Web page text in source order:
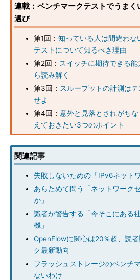
連載：ベンチマークテストでうま
選び
第1回： 知っている人は間違わ
テストについて知るべき理由
第2回： スイッチに期待できる
ら読み解く
第3回： スループットの計測は
せよ
第4回： 意外と見落とされがち
えておきたい3つのポイント
関連記事
失敗しないための「IPv6ネット
あらためて問う「ネットワーク
か」
識者が警告する「今そこにある
機」
OpenFlowに関心は20％超、読
ク最新動向
フラッシュストレージのベンチ
ないわけ